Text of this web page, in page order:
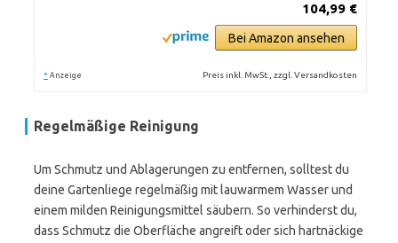
104,99 €
Bei Amazon ansehen
* Anzeige Preis inkl. MwSt., zzgl. Versandkosten
Regelmäßige Reinigung
Um Schmutz und Ablagerungen zu entfernen, solltest du
deine Gartenliege regelmäßig mit lauwarmem Wasser und
einem milden Reinigungsmittel säubern. So verhinderst du,
dass Schmutz die Oberfläche angreift oder sich hartnäckige